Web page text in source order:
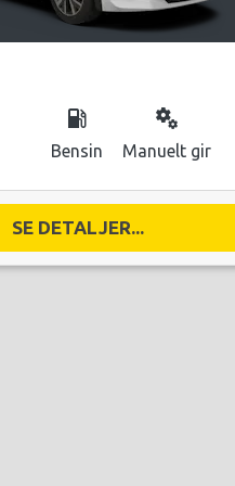
local_gas_station
Bensin
miscellaneous_services
Manuelt gir
SE DETALJER...